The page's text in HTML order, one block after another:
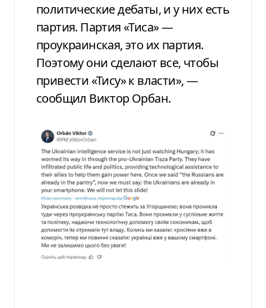
политические дебаты, и у них есть
партия. Партия «Тиса» —
проукраинская, это их партия.
Поэтому они сделают все, чтобы
привести «Тису» к власти», —
сообщил Виктор Орбан.